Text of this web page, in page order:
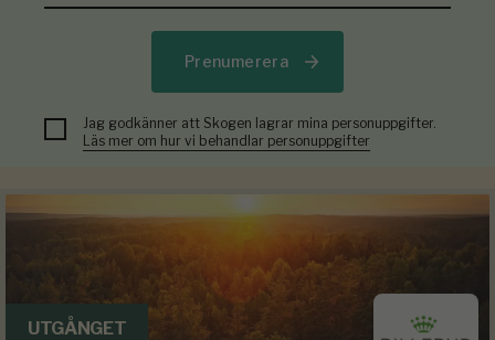
Prenumerera
Jag godkänner att Skogen lagrar mina personuppgifter.
Läs mer om hur vi behandlar personuppgifter
UTGÅNGET